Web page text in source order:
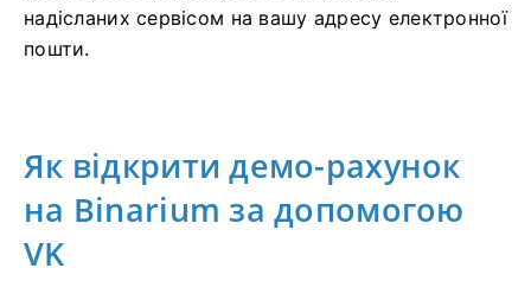
надісланих сервісом на вашу адресу електронної
пошти.
Як відкрити демо-рахунок
на Binarium за допомогою
VK